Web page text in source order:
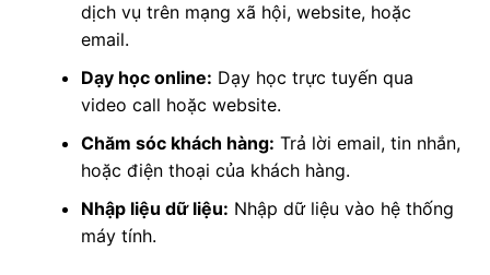
dịch vụ trên mạng xã hội, website, hoặc
email.
Dạy học online: Dạy học trực tuyến qua
video call hoặc website.
Chăm sóc khách hàng: Trả lời email, tin nhắn,
hoặc điện thoại của khách hàng.
Nhập liệu dữ liệu: Nhập dữ liệu vào hệ thống
máy tính.